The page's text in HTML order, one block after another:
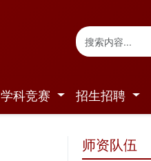
学科竞赛 招生招聘
师资队伍